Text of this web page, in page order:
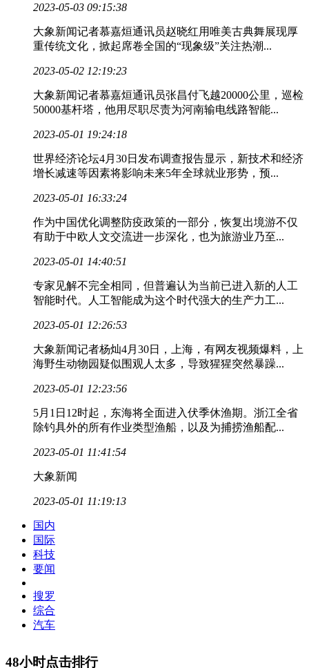
2023-05-03 09:15:38
大象新闻记者慕嘉烜通讯员赵晓红用唯美古典舞展现厚
重传统文化，掀起席卷全国的“现象级”关注热潮...
2023-05-02 12:19:23
大象新闻记者慕嘉烜通讯员张昌付飞越20000公里，巡检
50000基杆塔，他用尽职尽责为河南输电线路智能...
2023-05-01 19:24:18
世界经济论坛4月30日发布调查报告显示，新技术和经济
增长减速等因素将影响未来5年全球就业形势，预...
2023-05-01 16:33:24
作为中国优化调整防疫政策的一部分，恢复出境游不仅
有助于中欧人文交流进一步深化，也为旅游业乃至...
2023-05-01 14:40:51
专家见解不完全相同，但普遍认为当前已进入新的人工
智能时代。人工智能成为这个时代强大的生产力工...
2023-05-01 12:26:53
大象新闻记者杨灿4月30日，上海，有网友视频爆料，上
海野生动物园疑似围观人太多，导致猩猩突然暴躁...
2023-05-01 12:23:56
5月1日12时起，东海将全面进入伏季休渔期。浙江全省
除钓具外的所有作业类型渔船，以及为捕捞渔船配...
2023-05-01 11:41:54
大象新闻
2023-05-01 11:19:13
国内
国际
科技
要闻
搜罗
综合
汽车
48小时点击排行